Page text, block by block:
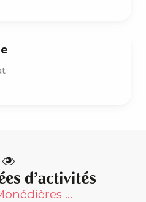
d'activités
...